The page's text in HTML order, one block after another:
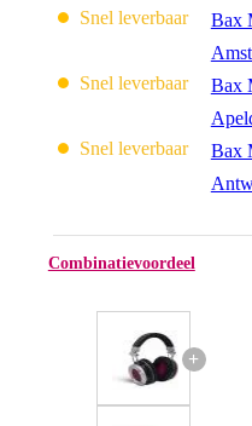
Snel leverbaar
Bax
Snel leverbaar
Bax
Snel leverbaar
Bax
Combinatievoordeel
+